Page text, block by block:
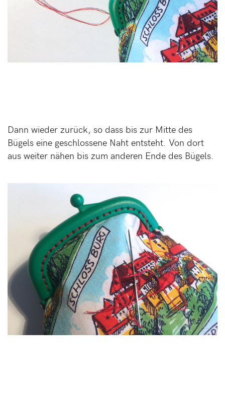
Dann wieder zurück, so dass bis zur Mitte des
Bügels eine geschlossene Naht entsteht. Von dort
aus weiter nähen bis zum anderen Ende des Bügels.